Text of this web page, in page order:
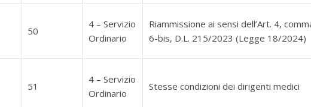
50
4 – Servizio
Ordinario
Riammissione ai sensi dell’Art. 4,
6-bis, D.L. 215/2023 (Legge 18/2024)
51
4 – Servizio
Ordinario
Stesse condizioni dei dirigenti medici